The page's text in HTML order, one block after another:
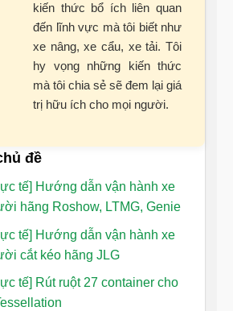
kiến thức bổ ích liên quan
đến lĩnh vực mà tôi biết như
xe nâng, xe cẩu, xe tải. Tôi
hy vọng những kiến thức
mà tôi chia sẻ sẽ đem lại giá
trị hữu ích cho mọi người.
đề
tế] Hướng dẫn vận hành xe
hãng Roshow, LTMG, Genie
tế] Hướng dẫn vận hành xe
cắt kéo hãng JLG
tế] Rút ruột 27 container cho